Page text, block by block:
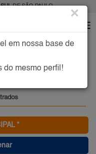
DE SÃO PAULO
Sul de São Paulo
*
×
em nossa base de
do mesmo perfil!